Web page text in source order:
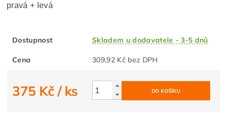
pravá + levá
Dostupnost Skladem u dodavatele - 3-5 dnů
Cena 309,92 Kč bez DPH
375 Kč/ ks